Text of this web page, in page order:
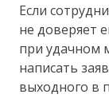
Если
не доверяет
при удачном
написать
выходного в